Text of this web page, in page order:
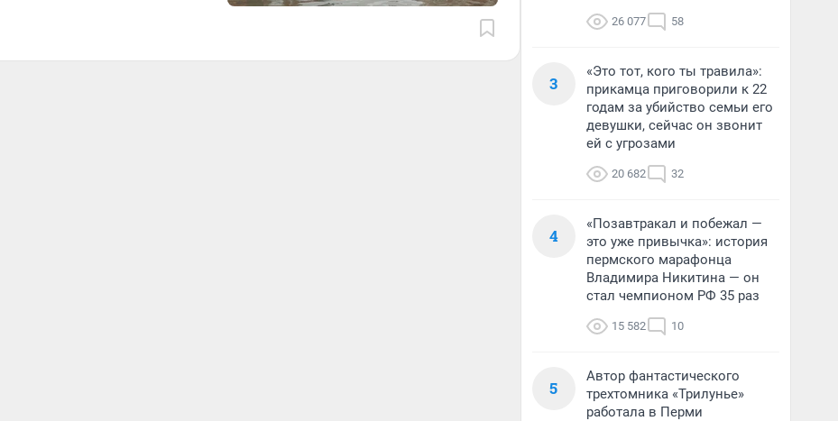
26 077 58
3
«Это тот, кого ты травила»:
прикамца приговорили к 22
годам за убийство семьи его
девушки, сейчас он звонит
ей с угрозами
20 682 32
4
«Позавтракал и побежал —
это уже привычка»: история
пермского марафонца
Владимира Никитина — он
стал чемпионом РФ 35 раз
15 582 10
5
Автор фантастического
трехтомника «Трилунье»
работала в Перми